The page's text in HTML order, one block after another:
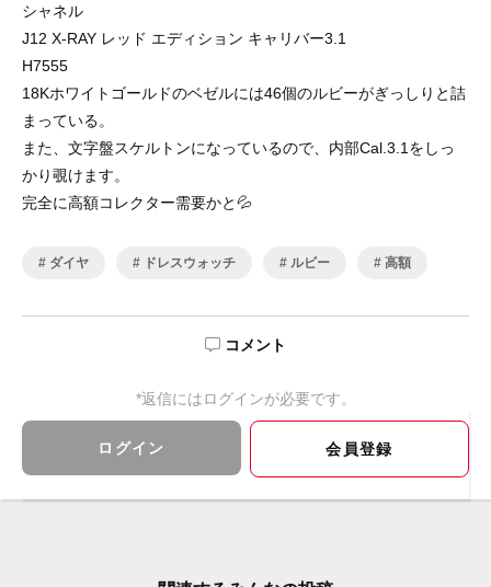
シャネル
J12 X-RAY レッド エディション キャリバー3.1
H7555
18Kホワイトゴールドのベゼルには46個のルビーがぎっしりと詰
まっている。
また、文字盤スケルトンになっているので、内部Cal.3.1をしっ
かり覗けます。
完全に高額コレクター需要かと💦
ダイヤ ドレスウォッチ ルビー 高額
コメント
*返信にはログインが必要です。
ログイン 会員登録